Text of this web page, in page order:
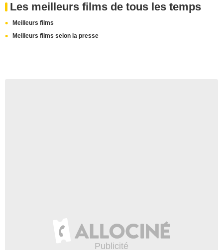
Les meilleurs films de tous les temps
Meilleurs films
Meilleurs films selon la presse